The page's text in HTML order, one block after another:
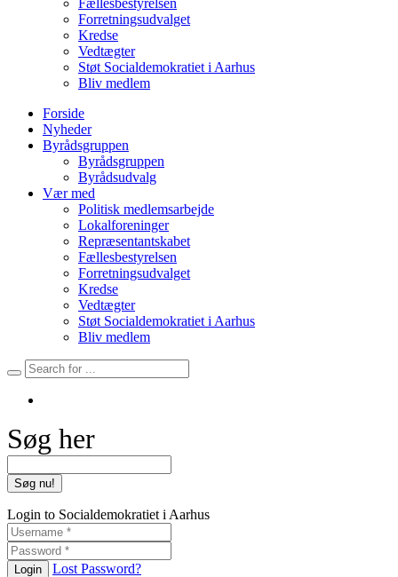
Forretningsudvalget
Kredse
Vedtægter
Støt Socialdemokratiet i Aarhus
Bliv medlem
Forside
Nyheder
Byrådsgruppen
Byrådsgruppen
Byrådsudvalg
Vær med
Politisk medlemsarbejde
Lokalforeninger
Repræsentantskabet
Fællesbestyrelsen
Forretningsudvalget
Kredse
Vedtægter
Støt Socialdemokratiet i Aarhus
Bliv medlem
Søg her
Login to Socialdemokratiet i Aarhus
Login Lost Password?